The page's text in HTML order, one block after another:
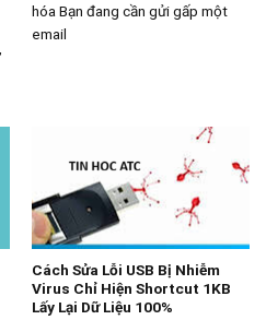
hóa Bạn đang cần gửi gấp một
email
Cách Sửa Lỗi USB Bị Nhiễm
Virus Chỉ Hiện Shortcut 1KB
Lấy Lại Dữ Liệu 100%